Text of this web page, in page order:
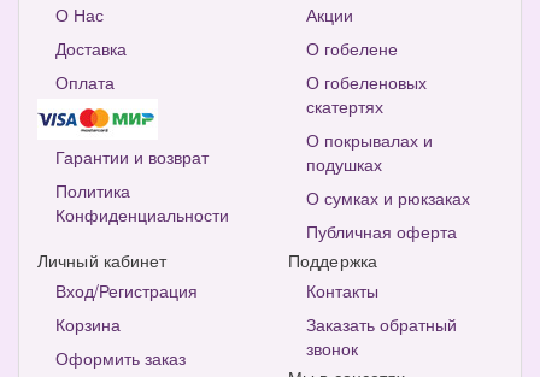
О Нас
Доставка
Оплата
Гарантии и возврат
Политика
Конфиденциальности
Акции
О гобелене
О гобеленовых
скатертях
О покрывалах и
подушках
О сумках и рюкзаках
Публичная оферта
Личный кабинет
Вход/Регистрация
Корзина
Оформить заказ
Поддержка
Контакты
Заказать обратный
звонок